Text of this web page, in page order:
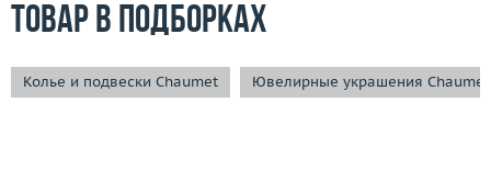
Товар в подборках
Колье и подвески Chaumet Ювелирные украшения Chaumet